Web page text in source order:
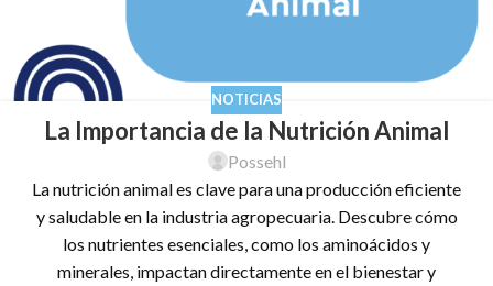
NOTICIAS
La Importancia de la Nutrición Animal
Possehl
La nutrición animal es clave para una producción eficiente
y saludable en la industria agropecuaria. Descubre cómo
los nutrientes esenciales, como los aminoácidos y
minerales, impactan directamente en el bienestar y